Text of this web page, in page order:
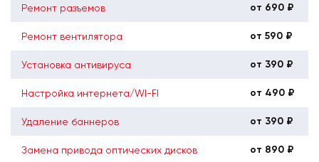
Ремонт разъемов от 690 ₽
Ремонт вентилятора от 590 ₽
Установка антивируса от 390 ₽
Настройка интернета/WI-FI от 490 ₽
Удаление баннеров от 390 ₽
Замена привода оптических дисков от 890 ₽